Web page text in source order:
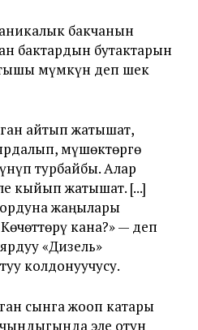
бакчанын
бактардын бутактарын
мүмкүн деп шек
айтып жатышат,
мүшөктөргө
турбайбы. Алар
кыйып жатышат. [...]
жаңылары
кана?» — деп
«Дизель»
колдонуучусу.
сынга жооп катары
эле отун